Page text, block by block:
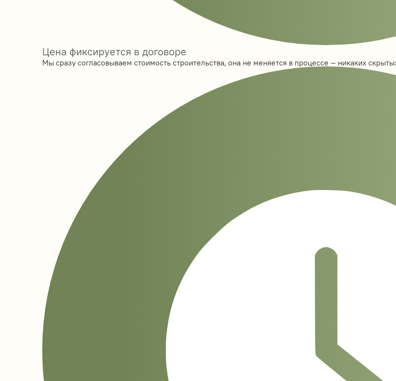
Цена фиксируется в договоре
Мы сразу согласовываем стоимость строительства, она не меняется в процессе — никаких